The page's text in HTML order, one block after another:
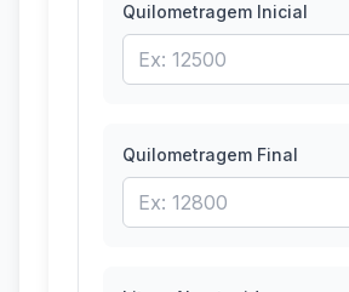
Quilometragem Inicial
Quilometragem Final